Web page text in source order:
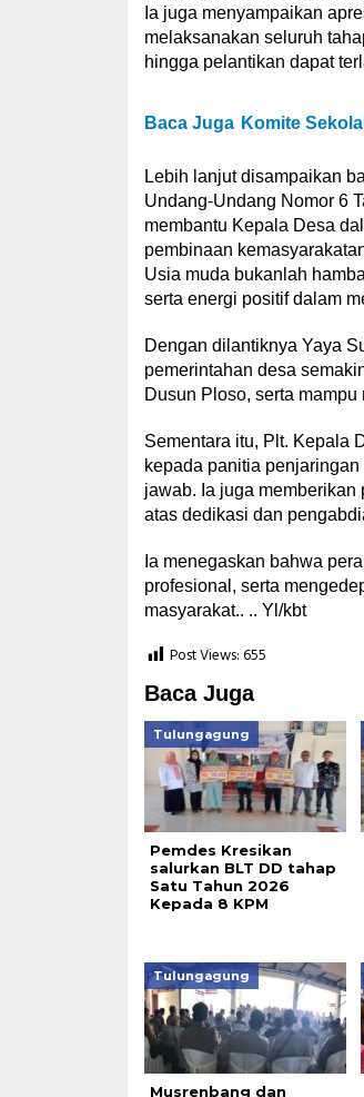
Ia juga menyampaikan
melaksanakan seluruh
hingga pelantikan dapat
Baca Juga Komite
Lebih lanjut disampaikan
Undang-Undang Nomor 6
membantu Kepala Desa
pembinaan
Usia muda bukanlah
serta energi positif dalam
Dengan dilantiknya Yaya
pemerintahan desa
Dusun Ploso, serta
Sementara itu, Plt. Kepala
kepada panitia
jawab. Ia juga
atas dedikasi dan
Ia menegaskan bahwa
profesional, serta
masyarakat.. .. Yl/kbt
Post Views:655
Baca Juga
Tulungagung
Pemdes Kresikan
salurkan BLT DD tahap
Satu Tahun 2026
Kepada 8 KPM
Tulungagung
Musrenbang dan